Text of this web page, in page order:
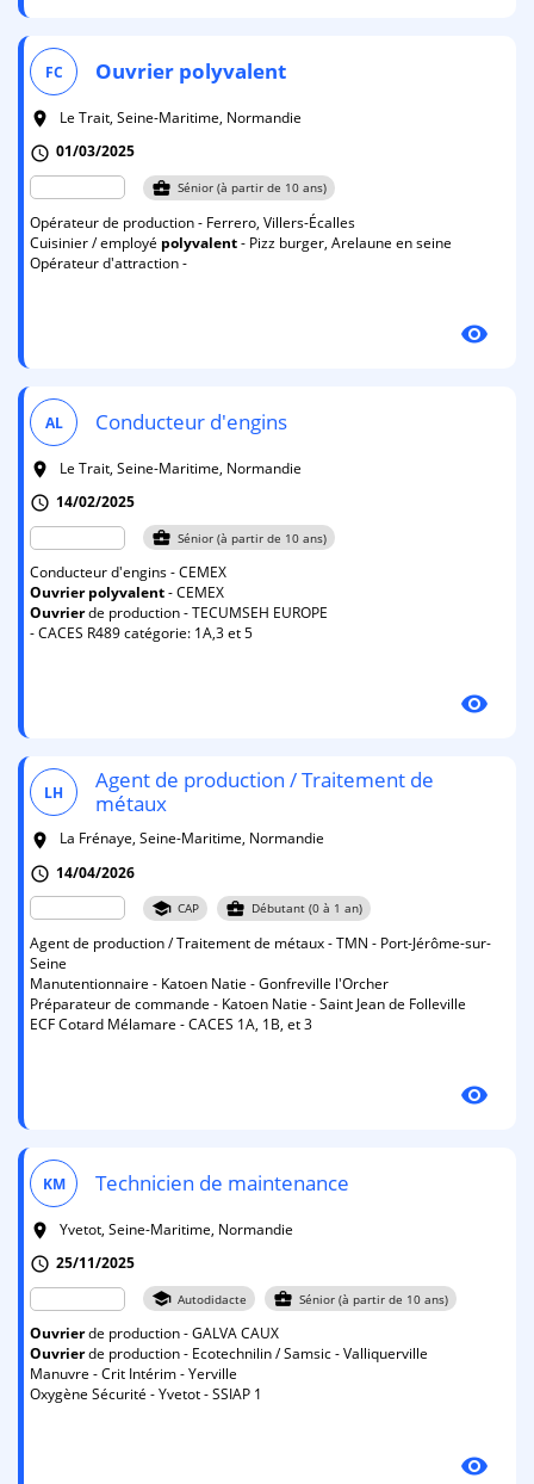
FC Ouvrier polyvalent
room
Le Trait, Seine-Maritime, Normandie
schedule 01/03/2025
business_center Sénior (à partir de 10 ans)
Opérateur de production - Ferrero, Villers-Écalles
Cuisinier / employé polyvalent- Pizz burger, Arelaune en seine
Opérateur d'attraction -
visibility
AL Conducteur d'engins
room
Le Trait, Seine-Maritime, Normandie
schedule 14/02/2025
business_center Sénior (à partir de 10 ans)
Conducteur d'engins - CEMEX
Ouvrier polyvalent- CEMEX
Ouvrierde production - TECUMSEH EUROPE
- CACES R489 catégorie: 1A,3 et 5
visibility
LH
Agent de production / Traitement de
métaux
room
La Frénaye, Seine-Maritime, Normandie
schedule 14/04/2026
school CAP business_center Débutant (0 à 1 an)
Agent de production / Traitement de métaux - TMN - Port-Jérôme-sur-
Seine
Manutentionnaire - Katoen Natie - Gonfreville l'Orcher
Préparateur de commande - Katoen Natie - Saint Jean de Folleville
ECF Cotard Mélamare - CACES 1A, 1B, et 3
visibility
KM Technicien de maintenance
room
Yvetot, Seine-Maritime, Normandie
schedule 25/11/2025
school Autodidacte business_center Sénior (à partir de 10 ans)
Ouvrierde production - GALVA CAUX
Ouvrierde production - Ecotechnilin / Samsic - Valliquerville
Manuvre - Crit Intérim - Yerville
Oxygène Sécurité - Yvetot - SSIAP 1
visibility